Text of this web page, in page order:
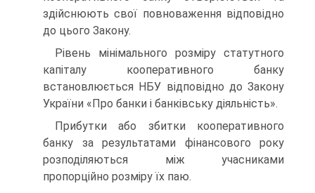
здійснюють свої повноваження відповідно
до цього Закону.
Рівень мінімального розміру статутного
капіталу коопе­ративного банку
встановлюється НБУ відповідно до Закону
України «Про банки і банківську діяльність».
Прибутки або збитки кооперативного
банку за результа­тами фінансового року
розподіляються між учасниками
пропорційно розміру їх паю.